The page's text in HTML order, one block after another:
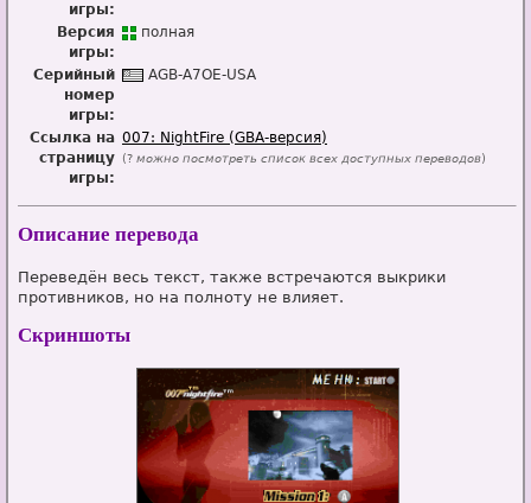
игры:
Версия
игры:
полная
Серийный
номер
игры:
AGB-A7OE-USA
Ссылка на
страницу
игры:
007: NightFire (GBA-версия)
(? можно посмотреть список всех доступных переводов)
Описание перевода
Переведён весь текст, также встречаются выкрики
противников, но на полноту не влияет.
Скриншоты